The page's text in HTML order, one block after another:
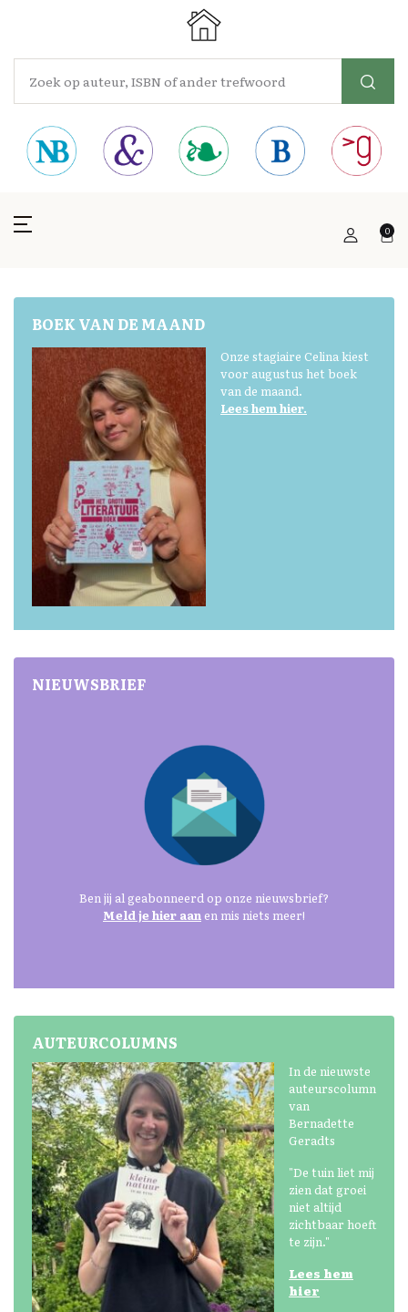
0
BOEK VAN DE MAAND
Onze stagiaire Celina kiest
voor augustus het boek
van de maand.
Lees hem hier.
NIEUWSBRIEF
Ben jij al geabonneerd op onze nieuwsbrief?
Meld je hier aan en mis niets meer!
AUTEURCOLUMNS
In de nieuwste
auteurscolumn
van
Bernadette
Geradts
"De tuin liet mij
zien dat groei
niet altijd
zichtbaar hoeft
te zijn."
Lees hem
hier